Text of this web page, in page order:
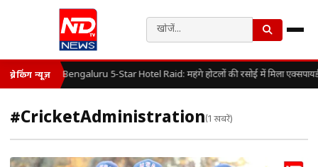
ब्रेकिंग न्यूज़ Bengaluru 5-Star Hotel Raid: महंगे होटलों की रसोई में मिला
#CricketAdministration(1 खबरें)